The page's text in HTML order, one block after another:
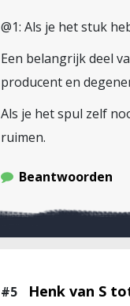
@1: Als je het stuk
Een belangrijk deel
producent en
Als je het spul zelf
ruimen.
Beantwoorden
#5 Henk van S